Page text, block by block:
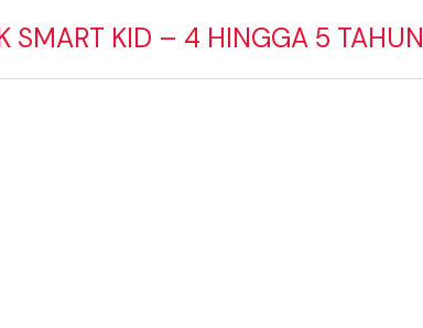
SMART KID – 4 HINGGA 5 TAHUN